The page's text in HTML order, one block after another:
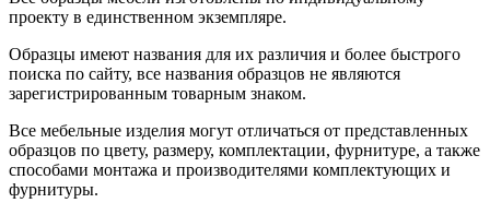
проекту в единственном экземпляре.
Образцы имеют названия для их различия и более быстрого
поиска по сайту, все названия образцов не являются
зарегистрированным товарным знаком.
Все мебельные изделия могут отличаться от представленных
образцов по цвету, размеру, комплектации, фурнитуре, а также
способами монтажа и производителями комплектующих и
фурнитуры.